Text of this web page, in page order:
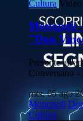
Cultura Video
Monopoli
"Don
Presente
Conversano
mer, 05 ago
Monopoli
Cultura